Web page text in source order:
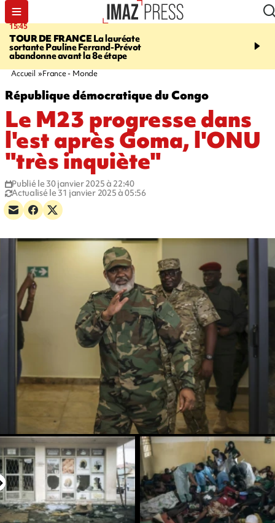
15:45
TOUR DE FRANCELa lauréate
sortante Pauline Ferrand-Prévot
abandonne avant la 8e étape
20:17
routière, concours de
Accueil France - Monde
République démocratique du Congo
Le M23 progresse dans
l'est après Goma, l'ONU
"très inquiète"
Publié le 30 janvier 2025 à 22:40
Actualisé le 31 janvier 2025 à 05:56